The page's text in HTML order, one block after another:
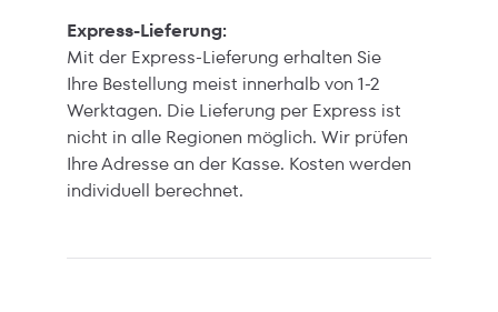
Express-Lieferung:
Mit der Express-Lieferung erhalten Sie
Ihre Bestellung meist innerhalb von 1-2
Werktagen. Die Lieferung per Express ist
nicht in alle Regionen möglich. Wir prüfen
Ihre Adresse an der Kasse. Kosten werden
individuell berechnet.